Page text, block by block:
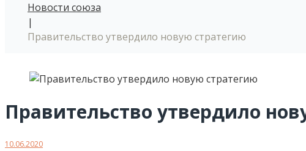
Новости союза
|
Правительство утвердило новую стратегию
Правительство утвердило
10.06.2020